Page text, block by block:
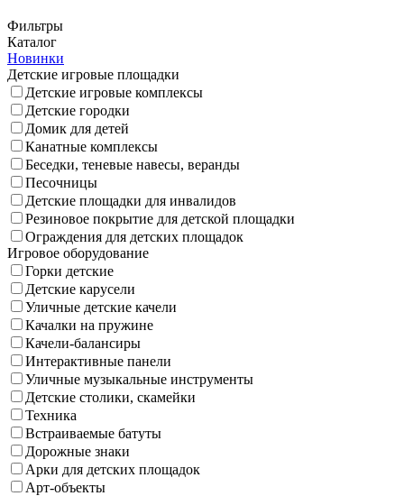
Фильтры
Каталог
Новинки
Детские игровые площадки
Детские игровые комплексы
Детские городки
Домик для детей
Канатные комплексы
Беседки, теневые навесы, веранды
Песочницы
Детские площадки для инвалидов
Резиновое покрытие для детской площадки
Ограждения для детских площадок
Игровое оборудование
Горки детские
Детские карусели
Уличные детские качели
Качалки на пружине
Качели-балансиры
Интерактивные панели
Уличные музыкальные инструменты
Детские столики, скамейки
Техника
Встраиваемые батуты
Дорожные знаки
Арки для детских площадок
Арт-объекты